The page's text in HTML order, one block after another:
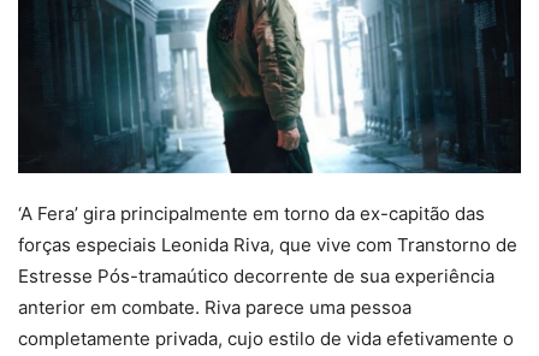
‘A Fera’ gira principalmente em torno da ex-capitão das
forças especiais Leonida Riva, que vive com Transtorno de
Estresse Pós-tramaútico decorrente de sua experiência
anterior em combate. Riva parece uma pessoa
completamente privada, cujo estilo de vida efetivamente o